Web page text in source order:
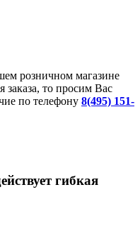
розничном магазине
заказа, то просим Вас
по телефону 8(495) 151-
гибкая